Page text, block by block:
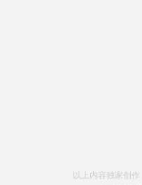
以上内容独家创